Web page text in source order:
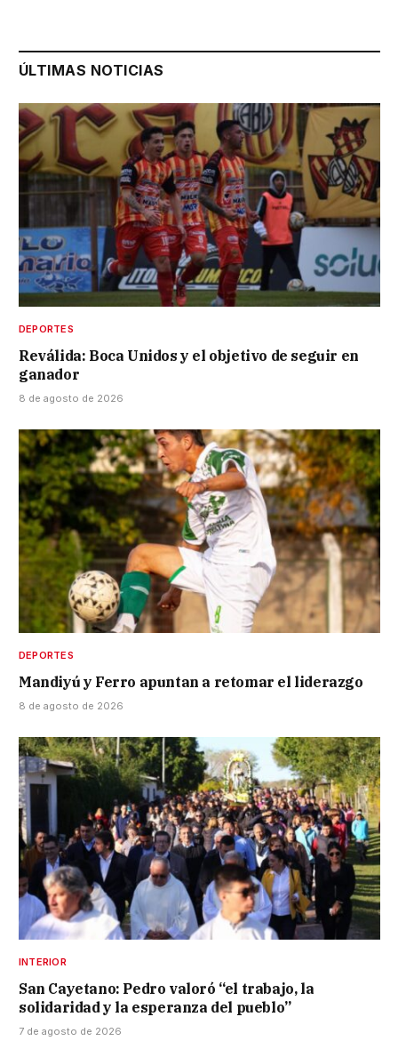
ÚLTIMAS NOTICIAS
DEPORTES
Reválida: Boca Unidos y el objetivo de seguir en
ganador
8 de agosto de 2026
DEPORTES
Mandiyú y Ferro apuntan a retomar el liderazgo
8 de agosto de 2026
INTERIOR
San Cayetano: Pedro valoró “el trabajo, la
solidaridad y la esperanza del pueblo”
7 de agosto de 2026